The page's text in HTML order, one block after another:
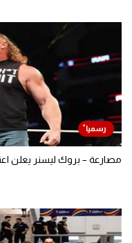
مصارعة – بروك ليسنر يعلن